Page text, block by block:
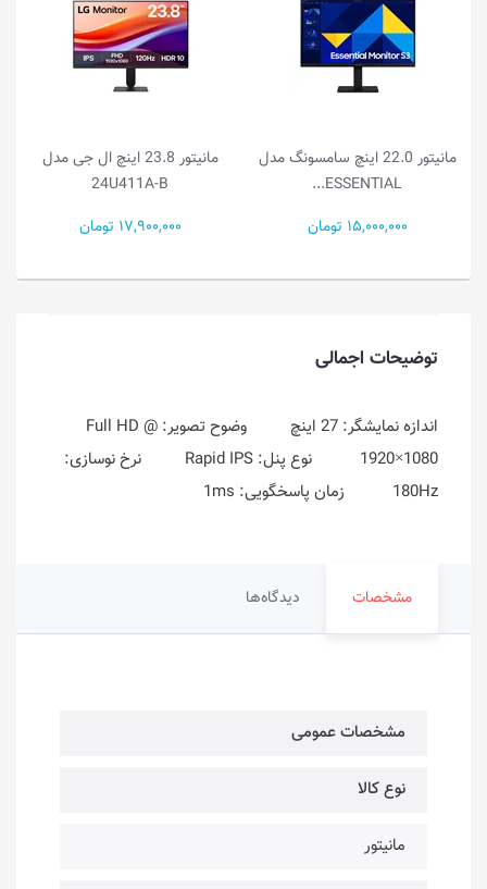
مانیتور 23.8 اینچ ال جی مدل
24U411A-B
17,900,000 تومان
مانیتور 21.5 اینچ ال جی مدل
22U401A-B
15,000,000 تومان
توضیحات اجمالی
اندازه نمایشگر: 27 اینچ وضوح تصویر: Full HD @
1920×1080 نوع پنل: Rapid IPS نرخ نوسازی:
180Hz زمان پاسخگویی: 1ms
مشخصات دیدگاه‌ها
مشخصات عمومی
نوع کالا
مانیتور